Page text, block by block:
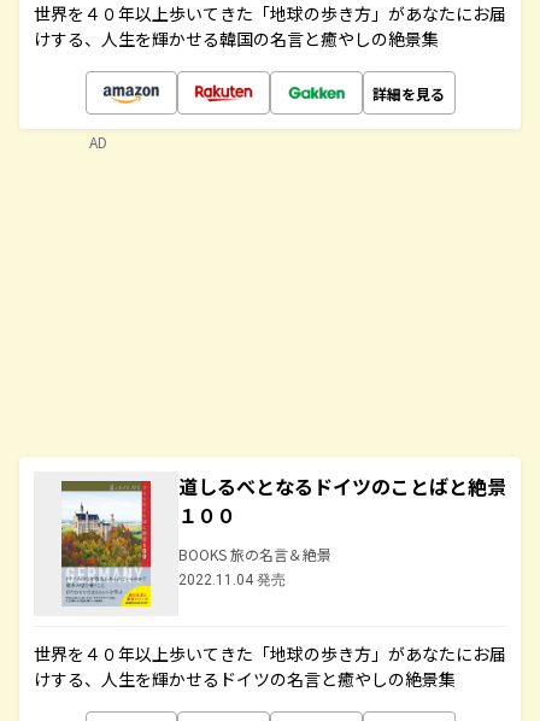
世界を４０年以上歩いてきた「地球の歩き方」があなたにお届
けする、人生を輝かせる韓国の名言と癒やしの絶景集
詳細を見る
道しるべとなるドイツのことばと絶景
１００
BOOKS 旅の名言＆絶景
2022.11.04 発売
世界を４０年以上歩いてきた「地球の歩き方」があなたにお届
けする、人生を輝かせるドイツの名言と癒やしの絶景集
AD